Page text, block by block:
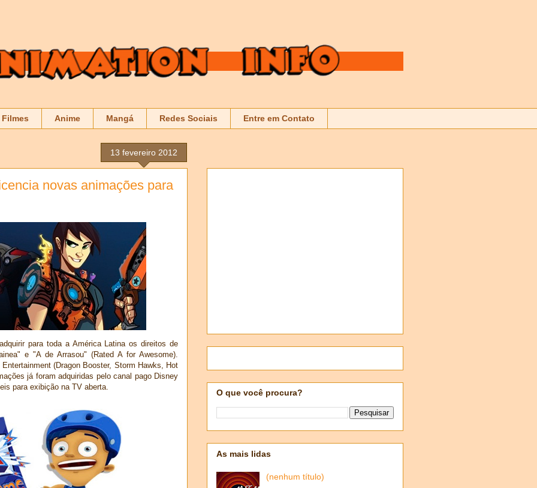
Filmes Anime Mangá Redes Sociais Entre em Contato
13 fevereiro 2012
novas animações para
para toda a América Latina os direitos de
e "A de Arrasou" (Rated A for Awesome).
(Dragon Booster, Storm Hawks, Hot
já foram adquiridas pelo canal pago Disney
para exibição na TV aberta.
O que você procura?
As mais lidas
(nenhum título)